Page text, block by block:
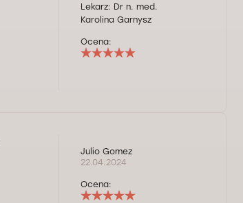
Lekarz: Dr n. med.
Karolina Garnysz
Ocena:
Julio Gomez
22.04.2024
Ocena: